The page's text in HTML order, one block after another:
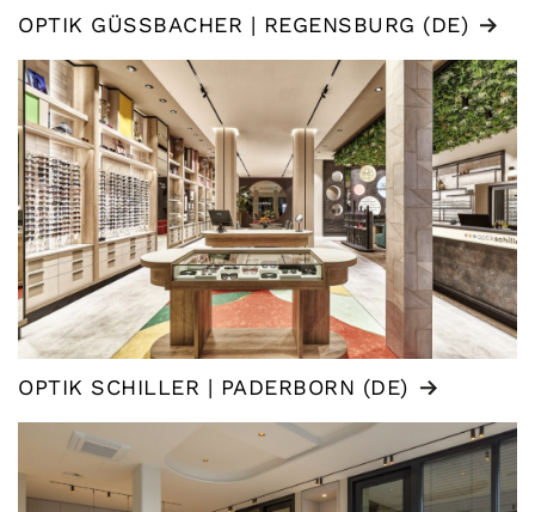
OPTIK GÜSSBACHER | REGENSBURG (DE)
OPTIK SCHILLER | PADERBORN (DE)